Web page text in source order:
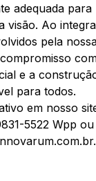
adequada para
visão. Ao
pela
e a
para todos.
em nosso
5522 Wpp